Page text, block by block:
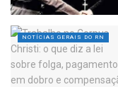
NOTÍCIAS GERAIS DO RN